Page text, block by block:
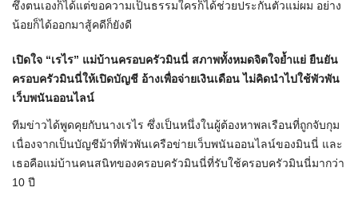
ซึ่งตนเองก็ได้แต่ขอความเป็นธรรมใครก็ได้ช่วยประกันตัวแม่ผม อย่าง
น้อยก็ได้ออกมาสู้คดีก็ยังดี
เปิดใจ “เรไร” แม่บ้านครอบครัวมินนี่ สภาพทั้งหมดจิตใจย้ำแย่ ยืนยัน
ครอบครัวมินนี่ให้เปิดบัญชี อ้างเพื่อจ่ายเงินเดือน ไม่คิดนำไปใช้พัวพัน
เว็บพนันออนไลน์
ทีมข่าวได้พูดคุยกับนางเรไร ซึ่งเป็นหนึ่งในผู้ต้องหาพลเรือนที่ถูกจับกุม
เนื่องจากเป็นบัญชีม้าที่พัวพันเครือข่ายเว็บพนันออนไลน์ของมินนี่ และ
เธอคือแม่บ้านคนสนิทของครอบครัวมินนี่ที่รับใช้ครอบครัวมินนี่มากว่า
10 ปี